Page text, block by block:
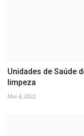
Unidades de Saúde
limpeza
Mai 4, 2022